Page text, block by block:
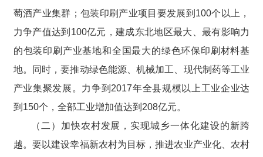
萄酒产业集群；包装印刷产业项目要发展到100个以上，
力争产值达到100亿元，建成东北地区最大、最有影响力
的包装印刷产业基地和全国最大的绿色环保印刷材料基
地。同时，要推动绿色能源、机械加工、现代制药等工业
产业集聚发展。力争到2017年全县规模以上工业企业达
到150个，全部工业增加值达到208亿元。
（二）加快农村发展，实现城乡一体化建设的新跨
越。要以建设幸福新农村为目标，推进农业产业化、农村